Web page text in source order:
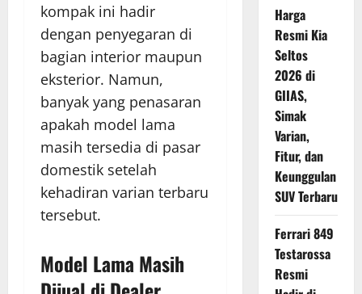
kompak ini hadir
dengan penyegaran di
bagian interior maupun
eksterior. Namun,
banyak yang penasaran
apakah model lama
masih tersedia di pasar
domestik setelah
kehadiran varian terbaru
tersebut.
Model Lama Masih
Harga
Resmi Kia
Seltos
2026 di
GIIAS,
Simak
Varian,
Fitur, dan
Keunggulan
SUV Terbaru
Ferrari 849
Testarossa
Resmi